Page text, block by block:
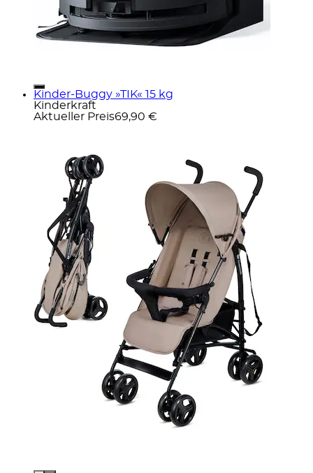
Kinder-Buggy »TIK« 15 kg
Kinderkraft
Aktueller Preis69,90 €